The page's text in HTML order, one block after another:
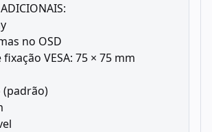
no OSD
VESA: 75 × 75 mm
(padrão)